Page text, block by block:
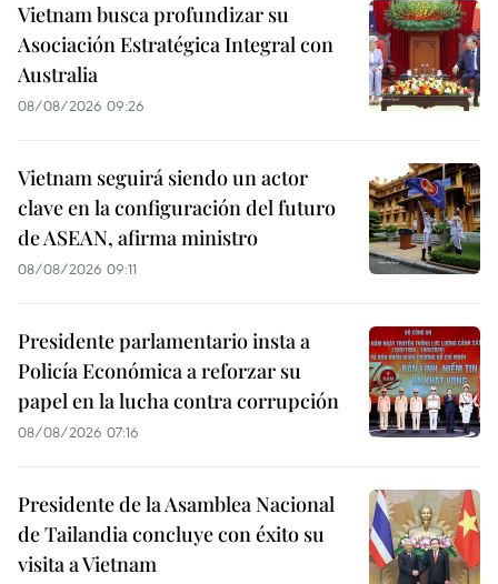
Vietnam busca profundizar su
Asociación Estratégica Integral con
Australia
08/08/2026 09:26
Vietnam seguirá siendo un actor
clave en la configuración del futuro
de ASEAN, afirma ministro
08/08/2026 09:11
Presidente parlamentario insta a
Policía Económica a reforzar su
papel en la lucha contra corrupción
08/08/2026 07:16
Presidente de la Asamblea Nacional
de Tailandia concluye con éxito su
visita a Vietnam